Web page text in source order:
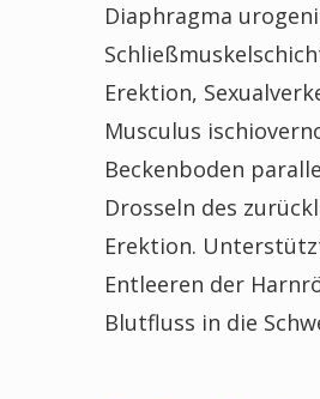
Diaphragma
Erektion,
Musculus
Beckenboden
Drosseln des
Erektion.
Entleeren der
Blutfluss in die